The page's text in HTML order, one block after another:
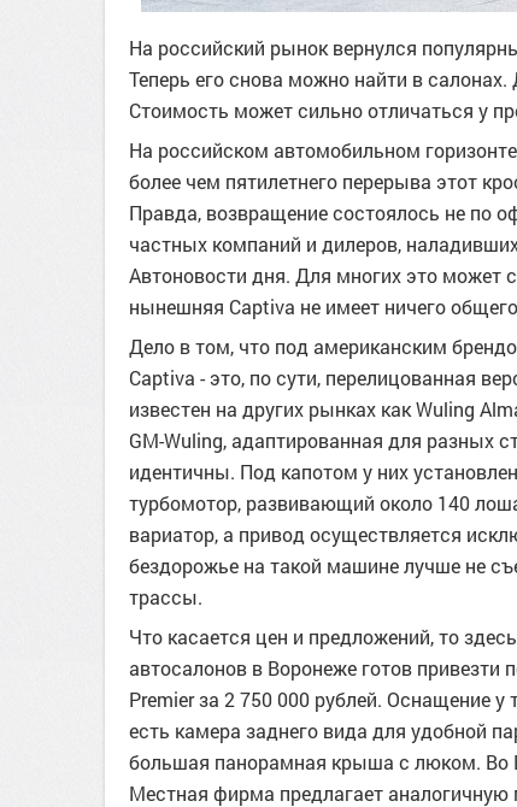
На российский рынок вернулся
Теперь его снова можно найти в
Стоимость может сильно отличаться у
На российском автомобильном
более чем пятилетнего перерыва этот
Правда, возвращение состоялось не по
частных компаний и дилеров,
Автоновости дня. Для многих это может
нынешняя Captiva не имеет ничего
Дело в том, что под американским
Captiva - это, по сути, перелицованная
известен на других рынках как Wuling
GM-Wuling, адаптированная для разных
идентичны. Под капотом у них
турбомотор, развивающий около 140
вариатор, а привод осуществляется
бездорожье на такой машине лучше не
трассы.
Что касается цен и предложений, то
автосалонов в Воронеже готов привезти
Premier за 2 750 000 рублей. Оснащение
есть камера заднего вида для удобной
большая панорамная крыша с люком. Во
Местная фирма предлагает